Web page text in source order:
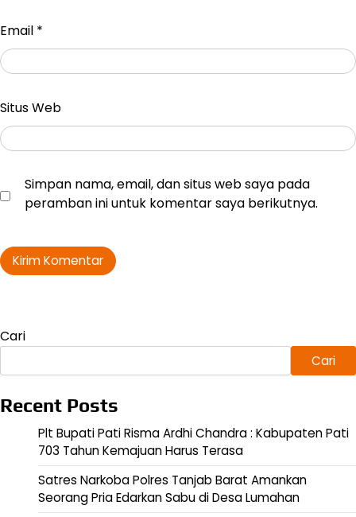
Email *
Situs Web
Simpan nama, email, dan situs web saya pada
peramban ini untuk komentar saya berikutnya.
Cari
Cari
Recent Posts
Plt Bupati Pati Risma Ardhi Chandra : Kabupaten Pati
703 Tahun Kemajuan Harus Terasa
Satres Narkoba Polres Tanjab Barat Amankan
Seorang Pria Edarkan Sabu di Desa Lumahan